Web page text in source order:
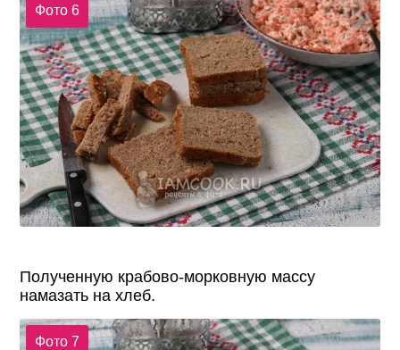
Фото 6
Полученную крабово-морковную массу
намазать на хлеб.
Фото 7